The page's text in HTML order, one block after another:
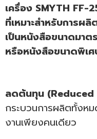
เครื่อง SMYTH FF-
ที่เหมาะสำหรับการผ
เป็นหนังสือขนาดมา
หรือหนังสือขนาดพิเ
ลดต้นทุน (Reduced
กระบวนการผลิตทั้งห
งานเพียงคนเดียว